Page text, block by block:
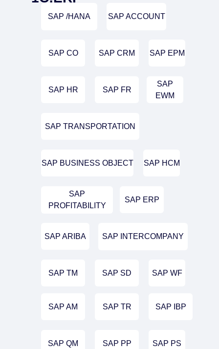
SAP /HANA SAP ACCOUNT
SAP AM
SAP ARIBA
SAP BUSINESS OBJECT
SAP CO SAP CRM SAP EPM
SAP ERP
SAP IBP
SAP HCM
SAP HR SAP FR
SAP PP
SAP
PROFITABILITY
SAP PS
SAP SD
SAP TM
SAP TR
SAP TRANSPORTATION
SAP QM
SAP WF
SAP INTERCOMPANY
SAP
EWM